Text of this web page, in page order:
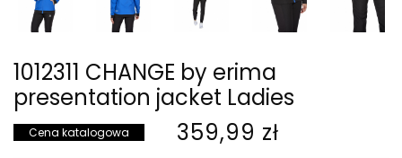
1012311 CHANGE by erima
presentation jacket Ladies
Cena katalogowa 359,99 zł